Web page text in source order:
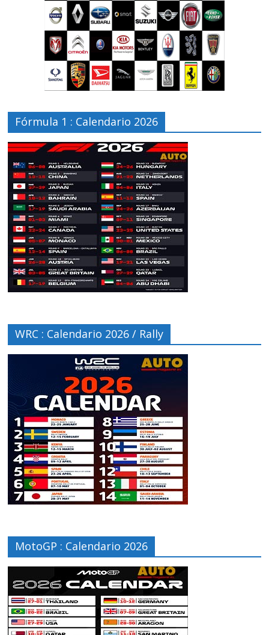
Fórmula 1 : Calendario 2026
WRC : Calendario 2026 / Rally
MotoGP : Calendario 2026